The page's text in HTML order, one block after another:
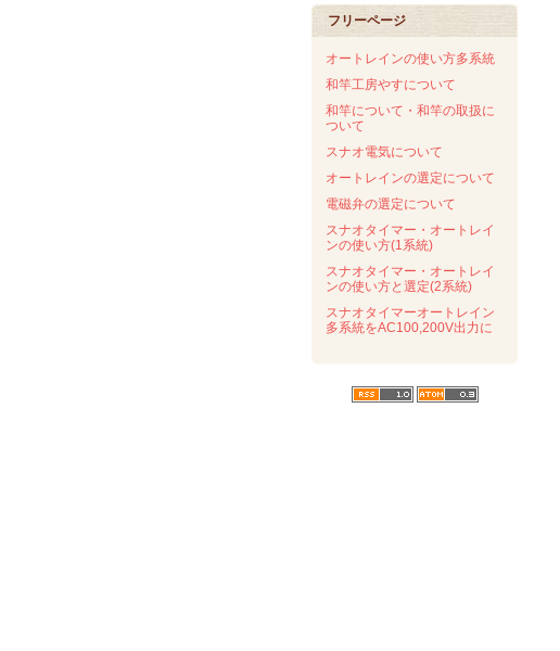
フリーページ
オートレインの使い方多系統
和竿工房やすについて
和竿について・和竿の取扱に
ついて
スナオ電気について
オートレインの選定について
電磁弁の選定について
スナオタイマー・オートレイ
ンの使い方(1系統)
スナオタイマー・オートレイ
ンの使い方と選定(2系統)
スナオタイマーオートレイン
多系統をAC100,200V出力に